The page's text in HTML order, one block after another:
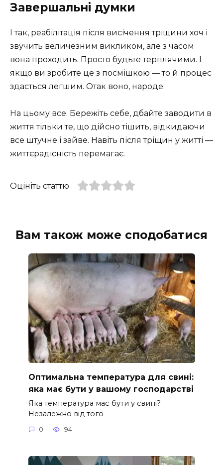
Завершальні думки
І так, реабілітація після висічення тріщини хоч і
звучить величезним викликом, але з часом
вона проходить. Просто будьте терплячими. І
якщо ви зробите це з посмішкою — то й процес
здасться легшим. Отак воно, народе.
На цьому все. Бережіть себе, дбайте заводити в
життя тільки те, що дійсно тішить, відкидаючи
все штучне і зайве. Навіть після тріщин у житті —
життєрадісність перемагає.
Оцініть статтю
Вам також може сподобатися
Оптимальна температура для свині:
яка має бути у вашому господарстві
Яка температура має бути у свині?
Незалежно від того
0 94